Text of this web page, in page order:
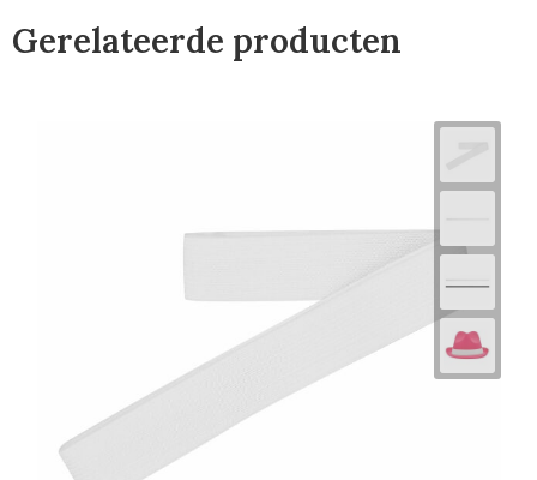
Gerelateerde producten